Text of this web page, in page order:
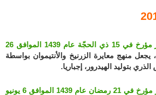
قرار مؤرخ في 15 ذي الحجّة عام 1439 الموافق 26
، يجعل منهج معايرة الزرنيخ والأنتيموان بواسطة
بتوليد الهيدرور، إجباريا.
قرار مؤرخ في 21 رمضان عام 1439 الموافق 6 يونيو